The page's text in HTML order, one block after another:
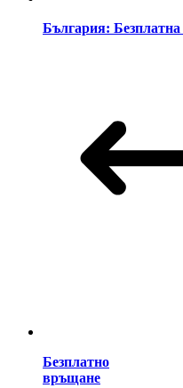
България: Безплатна
Безплатно
връщане